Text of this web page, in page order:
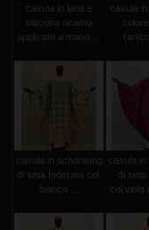
casula in lana e
viscosa ricamo
applicato a mano ...
casula
casula in schantung
di seta foderata col.
bianco ...
casula
di
col.viola